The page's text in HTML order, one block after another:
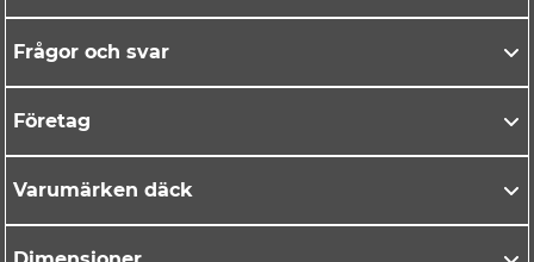
Frågor och svar
Företag
Varumärken däck